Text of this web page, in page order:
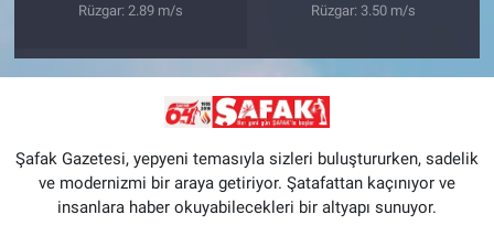
Rüzgar: 2.89 m/s
Rüzgar: 3.50 m/s
Şafak Gazetesi, yepyeni temasıyla sizleri buluştururken, sadelik
ve modernizmi bir araya getiriyor. Şatafattan kaçınıyor ve
insanlara haber okuyabilecekleri bir altyapı sunuyor.